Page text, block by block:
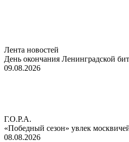
Лента новостей
День окончания Ленинградской
09.08.2026
Г.О.Р.А.
«Победный сезон» увлек
08.08.2026